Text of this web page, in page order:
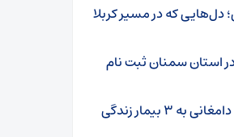
دل‌هایی که در مسیر کربلا
نفر برای حج تمتع ۱۴۰۵ در استان سمنان ثبت نام
اهدای اعضای کودک ۶ ساله دامغانی به ۳ بیمار زندگی